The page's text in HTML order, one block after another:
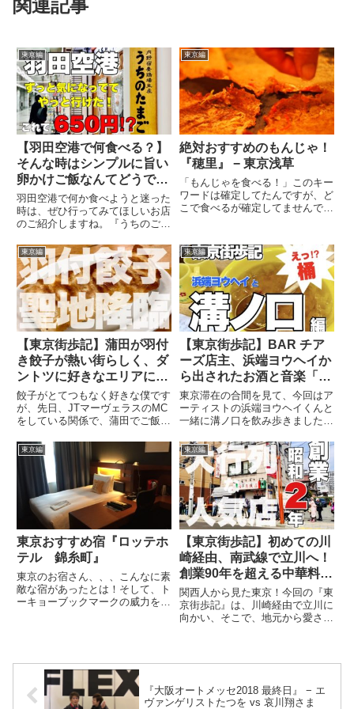
関連記事
東京編
【羽田空港で何食べる？】
そんな時はシンプルに旨い
卵かけご飯なんてどうです
か？
羽田空港で何か食べようと迷った
時は、ぜひ行ってみてほしいお店
のご紹介しますね。『うちのごは
TKGが食べられるお店！
東京編
絶対おすすめのもんじゃ！
『穂里』 − 東京浅草
「もんじゃを食べる！」このキー
ワードは確定してたんですが、ど
こで食べるが確定してませんでし
チェーン店や新しいお店には興味
がなかった。言い方が悪いです
が、古くて、昔からやってそうな
お...
東京編
【東京街歩記】蒲田が羽付
き餃子が熱い街らしく、ダ
ントツに好きなエリアにな
ってしまったお話、、
餃子がとてつもなく好きな僕です
が、先日、JTマーヴェラスのMC
をしている関係で、蒲田でご飯を
羽付餃子の聖地らしく！激アツな
街を見つけてしまったなぁ〜と。
次回、行くのが楽しみ！
東京編
【東京街歩記】BAR チア
ーズ店主、浜端ヨウヘイか
ら出されたお酒と音楽「溝
ノ口セレナーデ」の検証し
てみたら…
東京滞在の合間を見て、今回はア
ーティストの浜端ヨウヘイくんと
一緒に溝ノ口を飲み歩きました。
にかく桶で提供されるお酒はなか
なか斬新でした。
東京編
東京おすすめ宿『ロッテホ
テル 錦糸町』
東京のお宿さん、、、こんなに素
敵な宿があったとは！そして、ト
ーキョーブックマークの威力を思
での使い料金はなし！そして、
東京編
【東京街歩記】初めての川
崎経由、南武線で立川へ！
創業90年を超える中華料理
店で無念のタイムアップ！
関西人から見た東京！今回の『東
京街歩記』は、川崎経由で立川に
向かい、そこで、地元から愛され
『大阪オートメッセ2018 最終日』 − エ
ヴァンゲリストたつを vs 哀川翔さま